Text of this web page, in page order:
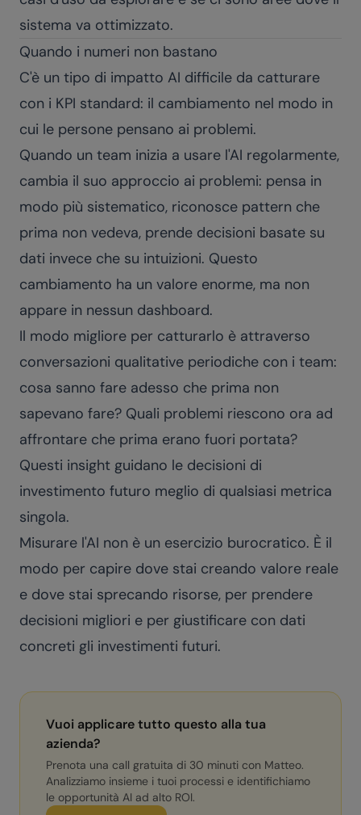
sistema va ottimizzato.
Quando i numeri non bastano
C'è un tipo di impatto AI difficile da catturare
con i KPI standard: il cambiamento nel modo in
cui le persone pensano ai problemi.
Quando un team inizia a usare l'AI regolarmente,
cambia il suo approccio ai problemi: pensa in
modo più sistematico, riconosce pattern che
prima non vedeva, prende decisioni basate su
dati invece che su intuizioni. Questo
cambiamento ha un valore enorme, ma non
appare in nessun dashboard.
Il modo migliore per catturarlo è attraverso
conversazioni qualitative periodiche con i team:
cosa sanno fare adesso che prima non
sapevano fare? Quali problemi riescono ora ad
affrontare che prima erano fuori portata?
Questi insight guidano le decisioni di
investimento futuro meglio di qualsiasi metrica
singola.
Misurare l'AI non è un esercizio burocratico. È il
modo per capire dove stai creando valore reale
e dove stai sprecando risorse, per prendere
decisioni migliori e per giustificare con dati
concreti gli investimenti futuri.
Vuoi applicare tutto questo alla tua
azienda?
Prenota una call gratuita di 30 minuti con Matteo.
Analizziamo insieme i tuoi processi e identifichiamo
le opportunità AI ad alto ROI.